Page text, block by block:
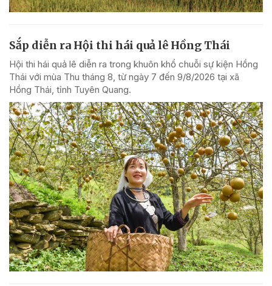
Sắp diễn ra Hội thi hái quả lê Hồng Thái
Hội thi hái quả lê diễn ra trong khuôn khổ chuỗi sự kiện Hồng
Thái với mùa Thu tháng 8, từ ngày 7 đến 9/8/2026 tại xã
Hồng Thái, tỉnh Tuyên Quang.